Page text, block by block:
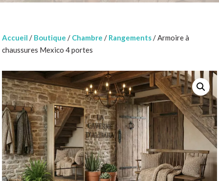
Accueil / Boutique / Chambre / Rangements/ Armoire à
chaussures Mexico 4 portes